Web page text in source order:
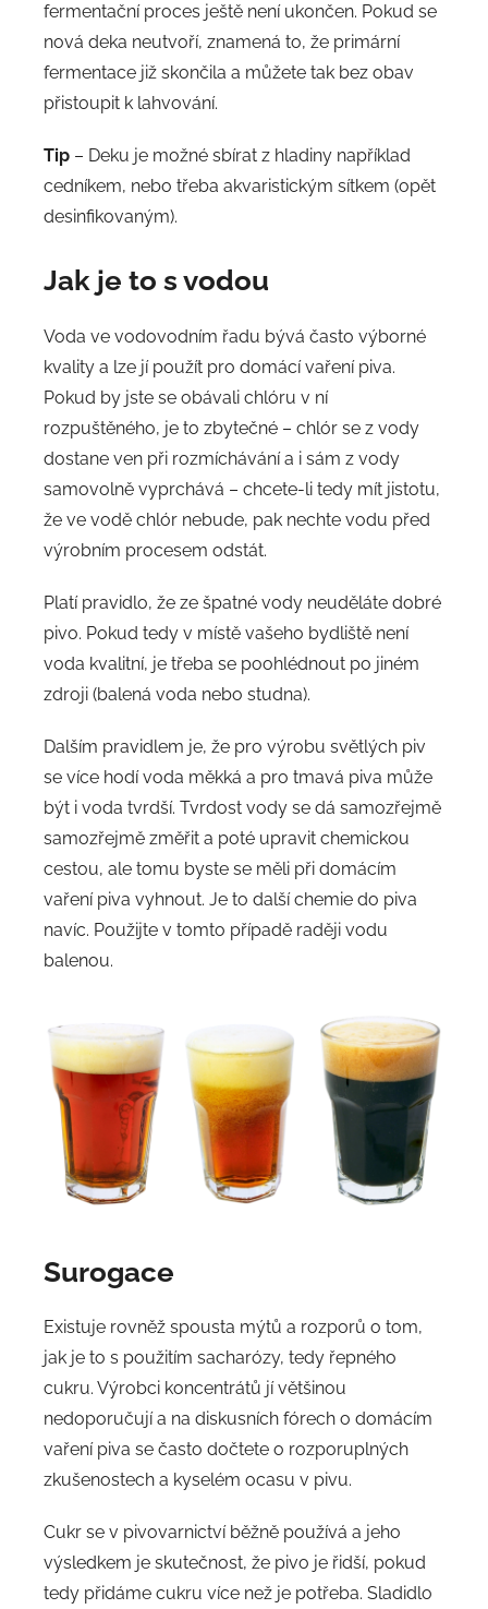
fermentační proces ještě není ukončen. Pokud se
nová deka neutvoří, znamená to, že primární
fermentace již skončila a můžete tak bez obav
přistoupit k lahvování.
Tip – Deku je možné sbírat z hladiny například
cedníkem, nebo třeba akvaristickým sítkem (opět
desinfikovaným).
Jak je to s vodou
Voda ve vodovodním řadu bývá často výborné
kvality a lze jí použít pro domácí vaření piva.
Pokud by jste se obávali chlóru v ní
rozpuštěného, je to zbytečné – chlór se z vody
dostane ven při rozmíchávání a i sám z vody
samovolně vyprchává – chcete-li tedy mít jistotu,
že ve vodě chlór nebude, pak nechte vodu před
výrobním procesem odstát.
Platí pravidlo, že ze špatné vody neuděláte dobré
pivo. Pokud tedy v místě vašeho bydliště není
voda kvalitní, je třeba se poohlédnout po jiném
zdroji (balená voda nebo studna).
Dalším pravidlem je, že pro výrobu světlých piv
se více hodí voda měkká a pro tmavá piva může
být i voda tvrdší. Tvrdost vody se dá samozřejmě
samozřejmě změřit a poté upravit chemickou
cestou, ale tomu byste se měli při domácím
vaření piva vyhnout. Je to další chemie do piva
navíc. Použijte v tomto případě raději vodu
balenou.
Surogace
Existuje rovněž spousta mýtů a rozporů o tom,
jak je to s použitím sacharózy, tedy řepného
cukru. Výrobci koncentrátů jí většinou
nedoporučují a na diskusních fórech o domácím
vaření piva se často dočtete o rozporuplných
zkušenostech a kyselém ocasu v pivu.
Cukr se v pivovarnictví běžně používá a jeho
výsledkem je skutečnost, že pivo je řidší, pokud
tedy přidáme cukru více než je potřeba. Sladidlo